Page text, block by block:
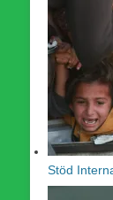
Stöd